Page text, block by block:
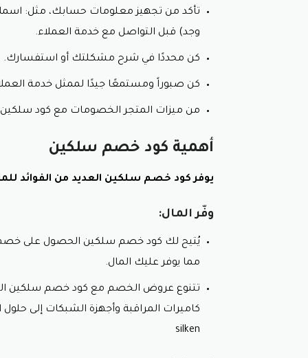
تأكد من تجهيز معلومات حسابك، مثل:
وجد) قبل التواصل مع خدمة العملاء.
كن محددًا في شرح مشكلتك أو استفسارك.
كن صبوراً ومستمعًا جيدًا لممثل خدمة
من ميزات المتجر الخصومات مع كود
أهمية كود خصم سلكين
يوفر كود خصم سلكين العديد من الفوائد
وفّر المال:
يُتيح لك كود خصم سلكين الحصول على خصم
مما يوفر عليك المال.
تتنوع عروض الخصم مع كود خصم سلكين
silken